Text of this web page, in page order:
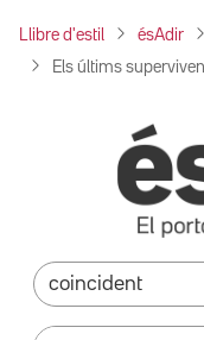
Llibre d'estil ésAdir
Els últims